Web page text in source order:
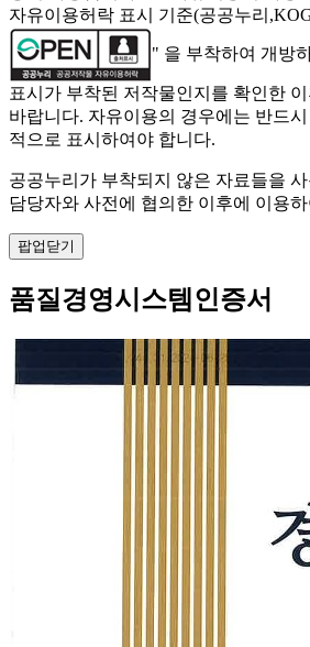
자유이용허락 표시 기준(공공누리
" 을 부착하여 개방
표시가 부착된 저작물인지를 확인한
바랍니다. 자유이용의 경우에는 반드
적으로 표시하여야 합니다.
공공누리가 부착되지 않은 자료들을
담당자와 사전에 협의한 이후에 이용
팝업닫기
품질경영시스템인증서